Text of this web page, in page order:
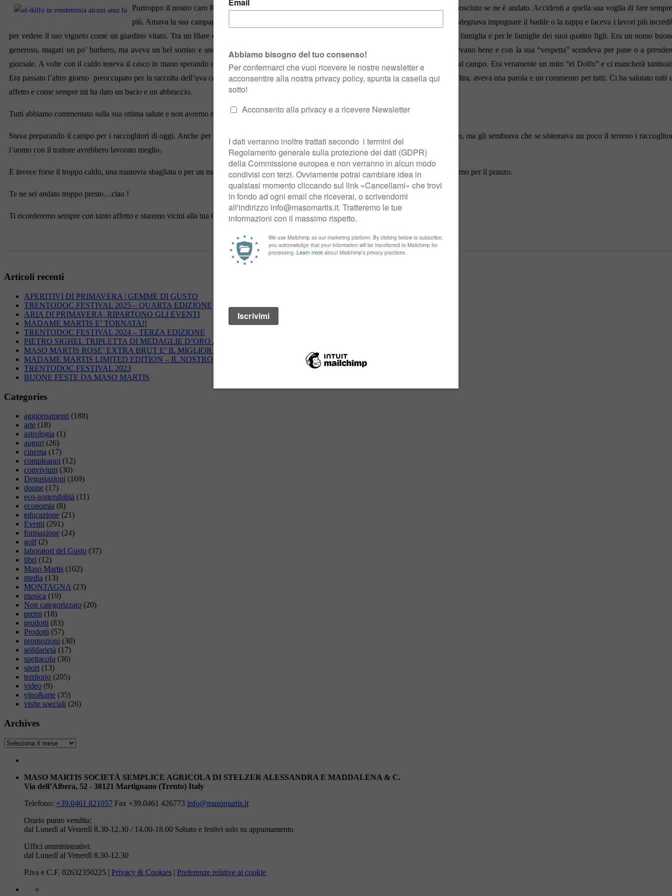
Purtroppo il nostro caro Rodolfo,un personaggio nel nostro paese.. “El Dolfo da Maderno” da tutti conosciuto se ne è andato. Accidenti a quella sua voglia di fare
più. Amava la sua campagna anche se era molto faticoso lavorarla, ma nonostante i suoi 81 anni non disdegnava impugnare il badile o la zappa e faceva i lavori più
per vedere il suo vigneto come un giardino vitato. Tra un filare e l’altro i fagiolini e poi le patate, insalata, radicchio e quant’altro per tutta la famiglia e per le famiglie dei suoi quattro figli. Era un uomo
generoso, magari un po’ burbero, ma aveva un bel sorriso e anche se a volte esagerava un po’ si sentiva forte la sua presenza. Tutti gli volevano bene e con la sua “vespetta” scendeva per pane o a
giornale. A volte con il caldo teneva il casco in mano sperando di non incontrare il vigile di quartiere nei pochi metri che faceva da casa fino al campo. Era veramente un mito “el Dolfo” e ci mancherà
Era passato l’altro giorno preoccupato per la raccolta dell’uva così anticipata , non aveva il carro per il conferimento e tra una brontolata e l’altra, aveva una parola e un commento per tutti. Ci ha salutato tutti
affetto e come sempre mi ha dato un bacio e un abbraccio.
Tutti abbiamo commentato sulla sua ottima salute e non avremo mai pensato alla tragedia di ieri.
Stava preparando il campo per i raccoglitori di oggi. Anche per lui si concludeva il ciclo di un anno di lavoro. L’uva era pronta per il raccolto, ma gli sembrava che se sistemava un poco il terreno i
l’uomo con il trattore avrebbero lavorato meglio.
E invece forse il troppo caldo, una manovra sbagliata o per un malore, Rodolfo non è tornato a casa dove Giovanna lo aspettava come ogni giorno per il pranzo.
Te ne sei andato troppo presto…ciao !
Ti ricorderemo sempre con tanto affetto e staremo vicini alla tua Giovanna e ai tuoi ragazzi .
Articoli recenti
APERITIVI DI PRIMAVERA | GEMME DI GUSTO
TRENTODOC FESTIVAL 2025 – QUARTA EDIZIONE
ARIA DI PRIMAVERA, RIPARTONO GLI EVENTI
MADAME MARTIS E’ TORNATA!!
TRENTODOC FESTIVAL 2024 – TERZA EDIZIONE
PIETRO SIGHEL TRIPLETTA DI MEDAGLIE D’ORO AGLI EUROPEI
MASO MARTIS ROSE’ EXTRA BRUT E’ IL MIGLIOR ROSE’ AL MONDO
MADAME MARTIS LIMITED EDITION – IL NOSTRO GRANDE PROGETTO
TRENTODOC FESTIVAL 2023
BUONE FESTE DA MASO MARTIS
Categories
aggiornamenti (188)
arte (18)
astrologia (1)
auguri (26)
cinema (17)
compleanni (12)
convivium (30)
Degustazioni (169)
donne (17)
eco-sostenibilità (11)
economia (8)
educazione (21)
Eventi (291)
formazione (24)
golf(2)
laboratori del Gusto (37)
libri (12)
Maso Martis (102)
media (13)
MONTAGNA (23)
musica (19)
Non categorizzato (20)
premi (18)
prodotti (83)
Prodotti (57)
promozioni (30)
solidarietà (17)
spettacolo (36)
sport (13)
territorio (205)
video (9)
vino&arte (35)
visite speciali (26)
Archives
Archives
MASO MARTIS SOCIETÀ SEMPLICE AGRICOLA DI STELZER ALESSANDRA E MADDALENA & C.
Via dell’Albera, 52 - 38121 Martignano (Trento) Italy
Telefono: +39.0461 821057 Fax +39.0461 426773 info@masomartis.it
Orario punto vendita:
dal Lunedì al Venerdì 8.30-12.30 / 14.00-18.00 Sabato e festivi solo su appuntamento
Uffici amministrativi:
dal Lunedì al Venerdì 8.30-12.30
P.iva e C.F. 02632350225 | Privacy & Cookies | Preferenze relative ai cookie